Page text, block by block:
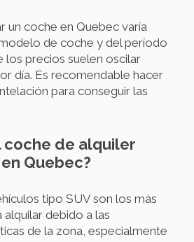
un coche en Quebec varía
de coche y del período
los precios suelen oscilar
día. Es recomendable hacer
para conseguir las
coche de alquiler
Quebec?
tipo SUV son los más
debido a las
de la zona, especialmente